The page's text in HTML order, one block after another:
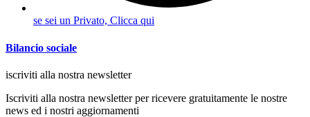
se sei un Privato, Clicca qui
Bilancio sociale
iscriviti alla nostra newsletter
Iscriviti alla nostra newsletter per ricevere gratuitamente le nostre
news ed i nostri aggiornamenti